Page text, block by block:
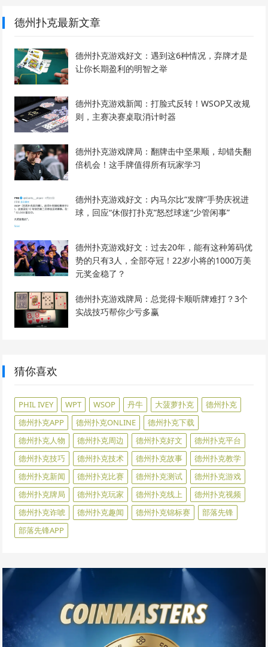
德州扑克最新文章
德州扑克游戏好文：遇到这6种情况，弃牌才是
让你长期盈利的明智之举
德州扑克游戏新闻：打脸式反转！WSOP又改规
则，主赛决赛桌取消计时器
德州扑克游戏牌局：翻牌击中坚果顺，却错失翻
倍机会！这手牌值得所有玩家学习
德州扑克游戏好文：内马尔比“发牌”手势庆祝进
球，回应“休假打扑克”怒怼球迷“少管闲事”
德州扑克游戏好文：过去20年，能有这种筹码优
势的只有3人，全部夺冠！22岁小将的1000万美
元奖金稳了？
德州扑克游戏牌局：总觉得卡顺听牌难打？3个
实战技巧帮你少亏多赢
猜你喜欢
PHIL IVEY WPT WSOP 丹牛 大菠萝扑克
德州扑克
德州扑克APP
德州扑克ONLINE
德州扑克下载
德州扑克人物
德州扑克周边 德州扑克好文
德州扑克平台
德州扑克技巧
德州扑克技术 德州扑克故事
德州扑克教学
德州扑克新闻
德州扑克比赛 德州扑克测试
德州扑克游戏
德州扑克牌局
德州扑克玩家 德州扑克线上
德州扑克视频
德州扑克诈唬
德州扑克趣闻 德州扑克锦标赛
部落先锋
部落先锋APP